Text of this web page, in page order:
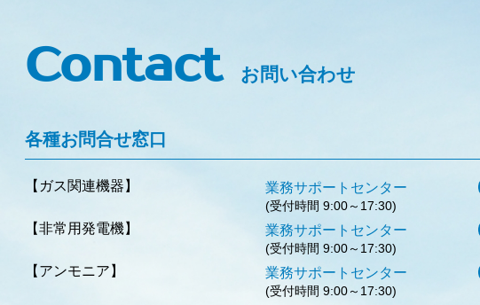
Contact お問い合わせ
各種お問合せ窓口
【ガス関連機器】 業務サポートセンター
(受付時間 9:00～17:30)
【非常用発電機】 業務サポートセンター
(受付時間 9:00～17:30)
【アンモニア】 業務サポートセンター
(受付時間 9:00～17:30)